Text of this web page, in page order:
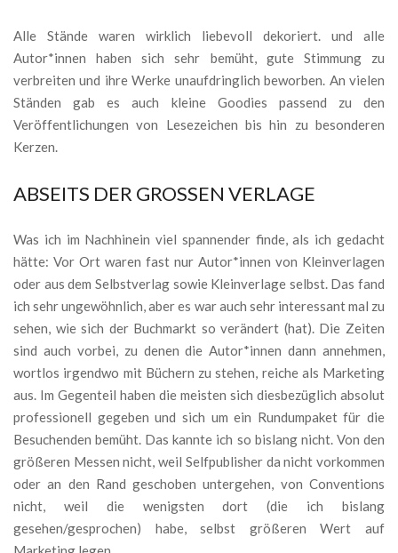
Alle Stände waren wirklich liebevoll dekoriert. und alle
Autor*innen haben sich sehr bemüht, gute Stimmung zu
verbreiten und ihre Werke unaufdringlich beworben. An vielen
Ständen gab es auch kleine Goodies passend zu den
Veröffentlichungen von Lesezeichen bis hin zu besonderen
Kerzen.
ABSEITS DER GROSSEN VERLAGE
Was ich im Nachhinein viel spannender finde, als ich gedacht
hätte: Vor Ort waren fast nur Autor*innen von Kleinverlagen
oder aus dem Selbstverlag sowie Kleinverlage selbst. Das fand
ich sehr ungewöhnlich, aber es war auch sehr interessant mal zu
sehen, wie sich der Buchmarkt so verändert (hat). Die Zeiten
sind auch vorbei, zu denen die Autor*innen dann annehmen,
wortlos irgendwo mit Büchern zu stehen, reiche als Marketing
aus. Im Gegenteil haben die meisten sich diesbezüglich absolut
professionell gegeben und sich um ein Rundumpaket für die
Besuchenden bemüht. Das kannte ich so bislang nicht. Von den
größeren Messen nicht, weil Selfpublisher da nicht vorkommen
oder an den Rand geschoben untergehen, von Conventions
nicht, weil die wenigsten dort (die ich bislang
gesehen/gesprochen) habe, selbst größeren Wert auf